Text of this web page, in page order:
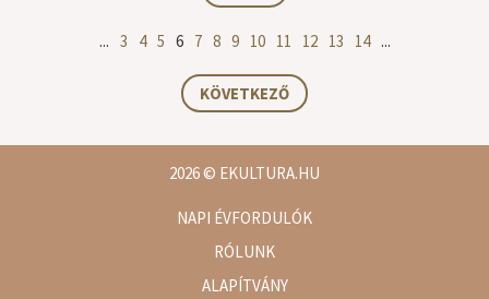
... 3 4 5 6 7 8 9 10 11 12 13 14 ...
KÖVETKEZŐ
2026© EKULTURA.HU
NAPI ÉVFORDULÓK
RÓLUNK
ALAPÍTVÁNY